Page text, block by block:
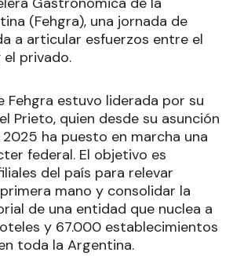
(Fehgra), una jornada de
a articular esfuerzos entre el
privado.
Fehgra estuvo liderada por su
Prieto, quien desde su asunción
ha puesto en marcha una
federal. El objetivo es
del país para relevar
mano y consolidar la
de una entidad que nuclea a
y 67.000 establecimientos
toda la Argentina.